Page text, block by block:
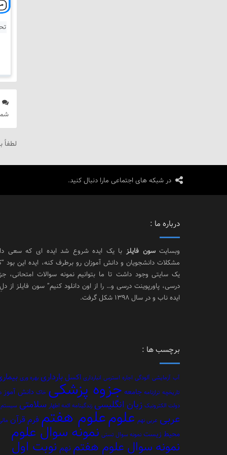
لطفاً
در شبکه های اجتماعی مارا دنبال کنید.
درباره ما :
وبسایتسون فایلزبا یک ایده شروع شد ایده ای که سعی
مشکلات دانشجویان و دانش آموزان رو برطرف کنه، ایده این بود
یک سایتی وجود داشت تا ما بتوانیم نمونه سوالات امتحانی،
درسی، پاورپوینت درسی و… را از اون دانلود کنیم” سون فایلز از
ایده ناب و در سال 1398 شکل گرفت.
برچسب ها :
آب آزمایشی آلودگی اجاره استرس انبارداری اکسلبارداری بهره وری
تاریخچه ترازنامه جامعه جزوه پزشکی خاک دانش آموز
دولت الکترونیک زبان انگلیسی زندگینامه ائمه اطهار سلامتی سیستم
عربی عربی نهم علومعلوم هفتمفرمقرآن
محیط زیست نمونه سوال تستی نمونه سوال علوم
نمونه سوال علوم هفتمنهم نوبت اول